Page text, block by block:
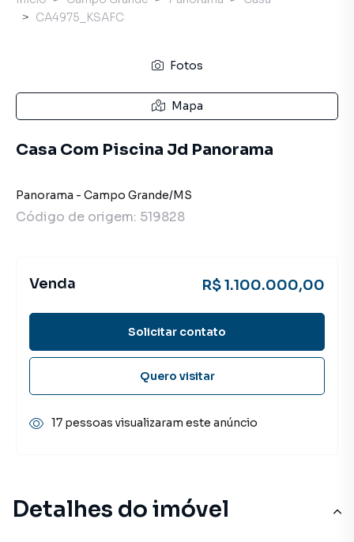
Detalhes do imóvel
CA4975_KSAFC
Fotos
Mapa
Casa Com Piscina Jd Panorama
Panorama - Campo Grande/MS
Código de origem: 519828
Venda R$ 1.100.000,00
Solicitar contato
Quero visitar
17 pessoas visualizaram este anúncio